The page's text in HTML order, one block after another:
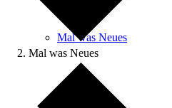
Mal was Neues
Mal was Neues